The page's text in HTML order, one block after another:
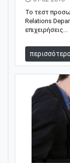
Το τεστ
Relations
επιχειρήσεις...